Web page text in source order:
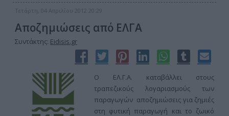
Τετάρτη, 04 Απριλίου 2012 20:29
Αποζημιώσεις από ΕΛΓΑ
Συντάκτης: Eidisis.gr
Ο ΕΛ.Γ.Α. καταβάλλει στους
τραπεζικούς λογαριασμούς των
παραγωγών αποζημιώσεις για ζημιές
στη φυτική παραγωγή και το ζωικό